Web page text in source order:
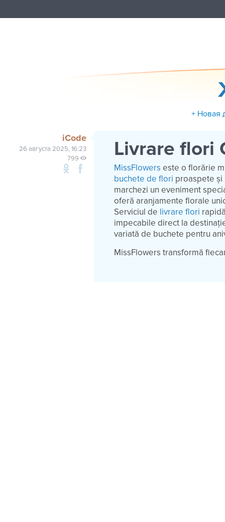
+ Новая
iCode
26 августа 2025, 16:23
799
Livrare flori
MissFlowers este o florărie
buchete de flori proaspete și
marchezi un eveniment
oferă aranjamente florale
Serviciul de livrare flori
impecabile direct la
variată de buchete pentru
MissFlowers transformă